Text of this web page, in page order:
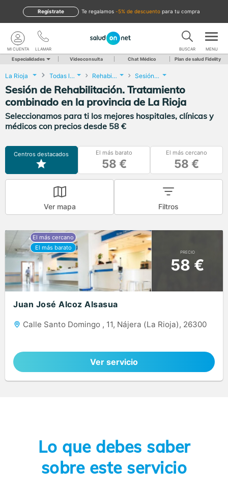
te regalamos -5% de descuento para tu compra
Regístrate
LLAMAR
MI CUENTA BUSCAR MENU
Especialidades Videoconsulta Chat Médico Plan de salud Fidelity
La Rioja Todas las localidades Rehabilitación Sesión de Rehabilitación. Tratamiento combinado
Sesión de Rehabilitación. Tratamiento
combinado en la provincia de La Rioja
Seleccionamos para ti los mejores hospitales, clínicas y
médicos con precios desde 58 €
Centros destacados El más barato
58 €
El más cercano
58 €
Ver mapa Filtros
PRECIO
58 €
Juan José Alcoz Alsasua
Calle Santo Domingo , 11, Nájera (La Rioja), 26300
Ver servicio
Lo que debes saber
sobre este servicio